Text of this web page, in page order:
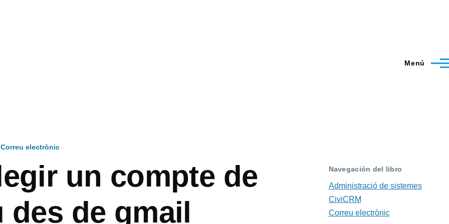
Menú
Correu electrònic
un compte de
des de gmail
Navegación del libro
Administració de sistemes
CiviCRM
Correu electrònic